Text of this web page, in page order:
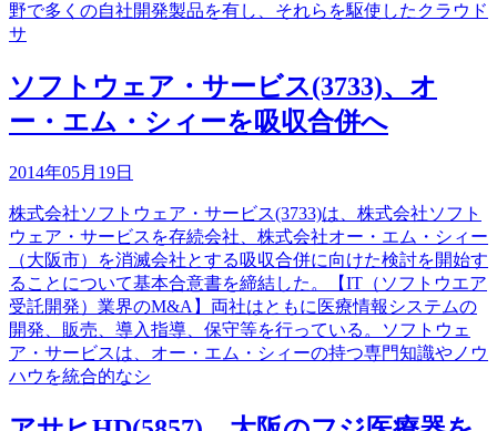
野で多くの自社開発製品を有し、それらを駆使したクラウド
サ
ソフトウェア・サービス(3733)、オ
ー・エム・シィーを吸収合併へ
2014年05月19日
株式会社ソフトウェア・サービス(3733)は、株式会社ソフト
ウェア・サービスを存続会社、株式会社オー・エム・シィー
（大阪市）を消滅会社とする吸収合併に向けた検討を開始す
ることについて基本合意書を締結した。【IT（ソフトウエア
受託開発）業界のM&A】両社はともに医療情報システムの
開発、販売、導入指導、保守等を行っている。ソフトウェ
ア・サービスは、オー・エム・シィーの持つ専門知識やノウ
ハウを統合的なシ